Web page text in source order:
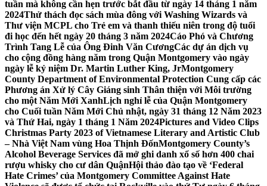
tuần mà không cần hẹn trước bắt đầu từ ngày 14 tháng 1 năm
2024Thử thách đọc sách mùa đông với Washing Wizards và
Thư viện MCPL cho Trẻ em và thanh thiếu niên trong độ tuổi
đi học đến hết ngày 20 tháng 3 năm 2024Cáo Phó và Chương
Trình Tang Lễ của Ông Đinh Văn CươngCác dự án dịch vụ
cho cộng đồng hàng năm trong Quận Montgomery vào ngày
ngày lễ kỷ niệm Dr. Martin Luther King, JrMontgomery
County Department of Environmental Protection Cung cấp các
Phương án Xử lý Cây Giáng sinh Thân thiện với Môi trường
cho một Năm Mới XanhLịch nghỉ lễ của Quận Montgomery
cho Cuối tuần Năm Mới Chủ nhật, ngày 31 tháng 12 Năm 2023
và Thứ Hai, ngày 1 tháng 1 Năm 2024Pictures and Video Clips
Christmas Party 2023 of Vietnamese Literary and Artistic Club
– Nhà Việt Nam vùng Hoa Thịnh ĐốnMontgomery County’s
Alcohol Beverage Services đã mở ghi danh xổ số hơn 400 chai
rượu whisky cho cư dân QuậnHội thảo đào tạo về ‘Federal
Hate Crimes’ của Montgomery Committee Against Hate